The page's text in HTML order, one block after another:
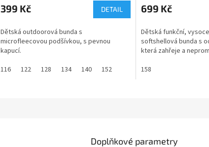
399 Kč DETAIL
Dětská outdoorová bunda s
microfleecovou podšívkou, s pevnou
kapucí.
116
122 128 134 140 152
699 Kč
Dětská funkční,
softshellová bunda s
která zahřeje a
158
Doplňkové parametry